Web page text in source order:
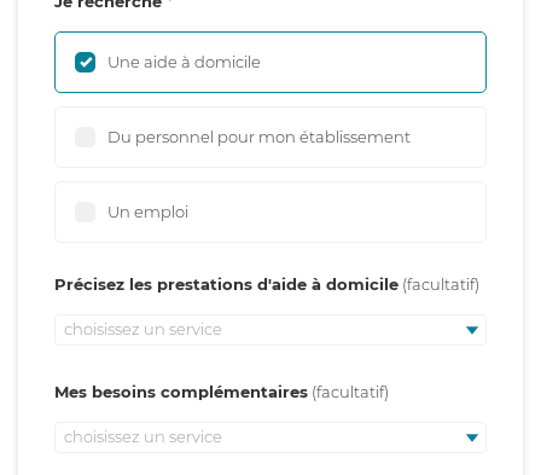
Une aide à domicile
Du personnel pour mon établissement
Un emploi
Précisez les prestations d'aide à domicile
choisissez un service
Mes besoins complémentaires
choisissez un service